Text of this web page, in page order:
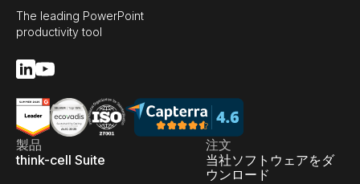
The leading PowerPoint
productivity tool
製品
think-cell Suite
注文
当社ソフトウェアをダ
ウンロード